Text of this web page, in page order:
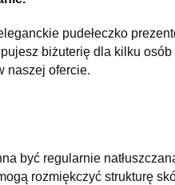
pudełeczko
biżuterię dla kilku
naszej ofercie.
być regularnie
rozmiękczyć strukturę